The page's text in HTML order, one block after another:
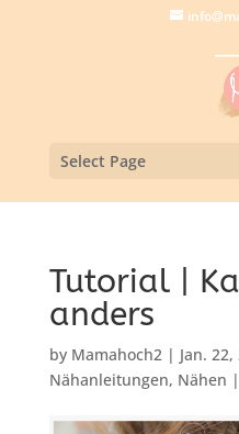
Select Page
Tutorial |
anders
by Mamahoch2| Jan. 22,
Nähanleitungen, Nähen |